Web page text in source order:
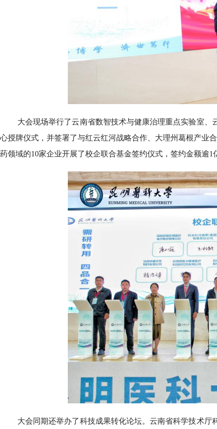
大会现场举行了云南省数智技术与健康治理重点实验室
心授牌仪式，并签署了与红云红河战略合作、大理州葛根产业
药领域的10家企业开展了校企联合基金签约仪式，签约金额逾1
大会同期还举办了科技成果转化论坛。云南省科学技术